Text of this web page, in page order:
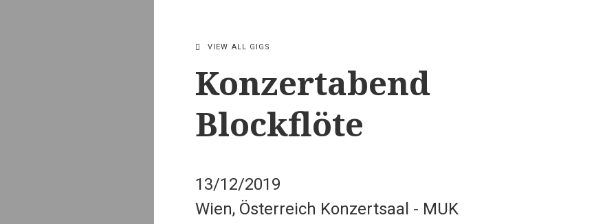
Konzertabend
Blockflöte
13/12/2019
Wien, Österreich Konzertsaal - MUK
VIEW ALL GIGS